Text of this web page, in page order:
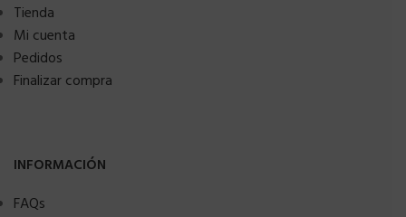
Tienda
Mi cuenta
Pedidos
Finalizar compra
INFORMACIÓN
FAQs